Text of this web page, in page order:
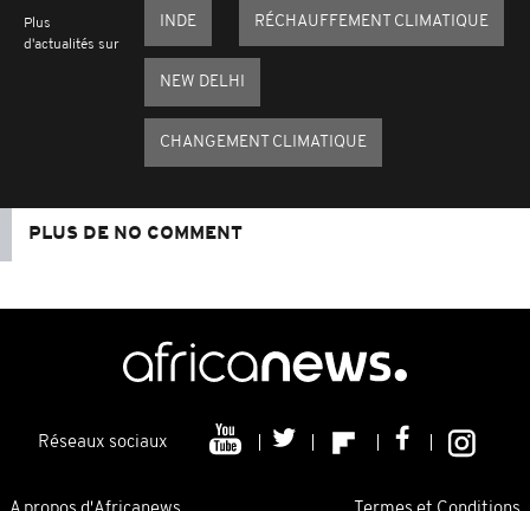
Plus
d'actualités sur
INDE RÉCHAUFFEMENT CLIMATIQUE
NEW DELHI
CHANGEMENT CLIMATIQUE
PLUS DE NO COMMENT
Réseaux sociaux